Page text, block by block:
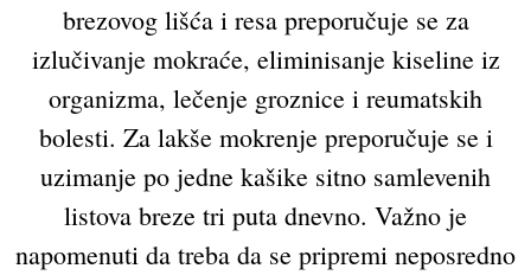
brezovog lišća i resa preporučuje se za
izlučivanje mokraće, eliminisanje kiseline iz
organizma, lečenje groznice i reumatskih
bolesti. Za lakše mokrenje preporučuje se i
uzimanje po jedne kašike sitno samlevenih
listova breze tri puta dnevno. Važno je
napomenuti da treba da se pripremi neposredno